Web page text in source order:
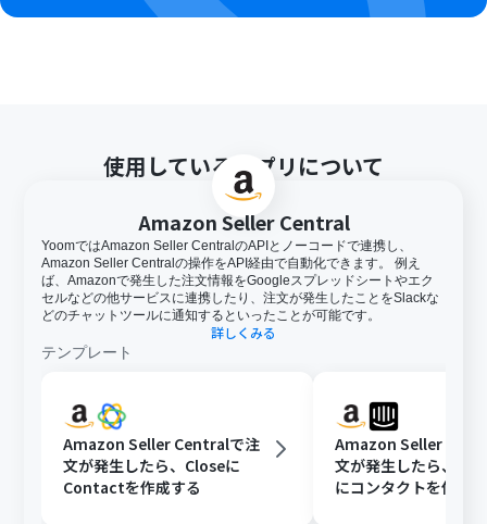
使用しているアプリについて
Amazon Seller Central
YoomではAmazon Seller CentralのAPIとノーコードで連携し、
Amazon Seller Centralの操作をAPI経由で自動化できます。 例え
ば、Amazonで発生した注文情報をGoogleスプレッドシートやエク
セルなどの他サービスに連携したり、注文が発生したことをSlackな
どのチャットツールに通知するといったことが可能です。
詳しくみる
テンプレート
Amazon Seller Centralで注
文が発生したら、Closeに
Contactを作成する
Amazon Seller
文が発生したら、
にコンタクトを作成